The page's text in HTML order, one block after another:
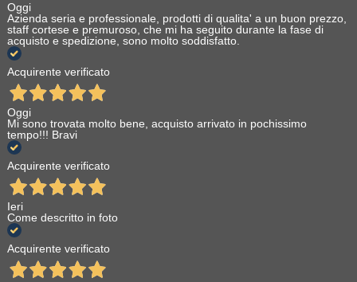
Oggi
Azienda seria e professionale, prodotti di qualita' a un buon prezzo,
staff cortese e premuroso, che mi ha seguito durante la fase di
acquisto e spedizione, sono molto soddisfatto.
Acquirente verificato
Oggi
Mi sono trovata molto bene, acquisto arrivato in pochissimo
tempo!!! Bravi
Acquirente verificato
Ieri
Come descritto in foto
Acquirente verificato